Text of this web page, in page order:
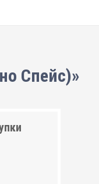
Спейс)»